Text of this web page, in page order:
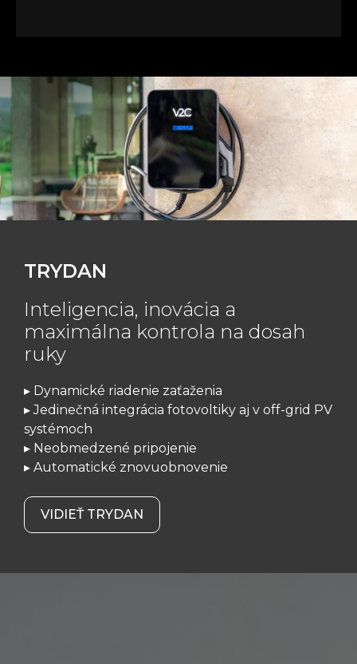
TRYDAN
Inteligencia, inovácia a
maximálna kontrola na dosah
ruky
▸ Dynamické riadenie zaťaženia
▸ Jedinečná integrácia fotovoltiky aj v off-grid PV
systémoch
▸ Neobmedzené pripojenie
▸ Automatické znovuobnovenie
VIDIEŤ TRYDAN